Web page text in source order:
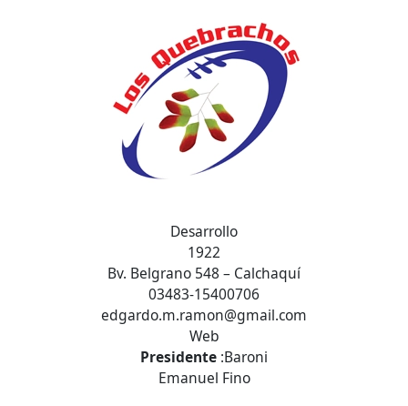
Desarrollo
1922
Bv. Belgrano 548 – Calchaquí
03483-15400706
edgardo.m.ramon@gmail.com
Web
Presidente :Baroni
Emanuel Fino